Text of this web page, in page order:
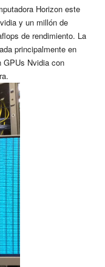
Horizon este
y un millón de
de rendimiento. La
principalmente en
GPUs Nvidia con